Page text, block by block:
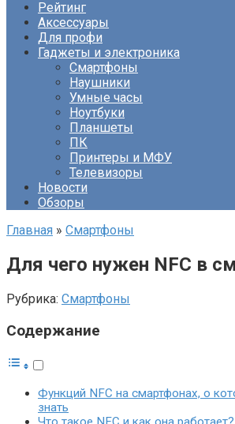
Рейтинг
Аксессуары
Для профи
Гаджеты и электроника
Смартфоны
Наушники
Умные часы
Ноутбуки
Планшеты
ПК
Принтеры и МФУ
Телевизоры
Новости
Обзоры
Главная » Смартфоны
Для чего нужен NFC в
Рубрика: Смартфоны
Содержание
Функций NFC на смартфонах, о
знать